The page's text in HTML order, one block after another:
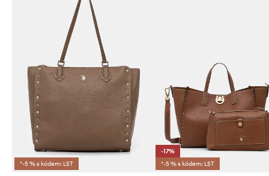
*-5 % s kódem: LST
-17%
*-5 % s kódem: LST